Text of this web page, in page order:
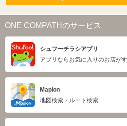
ONE COMPATHのサービス
シュフーチラシアプリ
アプリならお気に入りのお店が
Mapion
地図検索・ルート検索